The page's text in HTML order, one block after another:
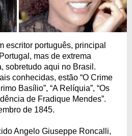
escritor português, principal
mas de extrema
sobretudo aqui no Brasil.
conhecidas, estão “O Crime
Basílio”, “A Relíquia”, “Os
de Fradique Mendes”.
de 1845.
Angelo Giuseppe Roncalli,